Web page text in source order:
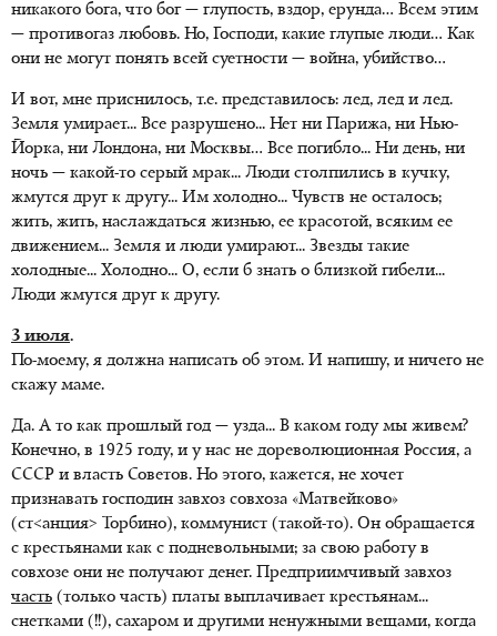
никакого бога, что бог — глупость, вздор, ерунда… Всем этим
— противогаз любовь. Но, Господи, какие глупые люди… Как
они не могут понять всей суетности — война, убийство…
И вот, мне приснилось, т.е. представилось: лед, лед и лед.
Земля умирает... Все разрушено... Нет ни Парижа, ни Нью-
Йорка, ни Лондона, ни Москвы… Все погибло... Ни день, ни
ночь — какой-то серый мрак... Люди столпились в кучку,
жмутся друг к другу... Им холодно... Чувств не осталось;
жить, жить, наслаждаться жизнью, ее красотой, всяким ее
движением... Земля и люди умирают... Звезды такие
холодные... Холодно... О, если б знать о близкой гибели...
Люди жмутся друг к другу.
3 июля.
По-моему, я должна написать об этом. И напишу, и ничего не
скажу маме.
Да. А то как прошлый год — узда... В каком году мы живем?
Конечно, в 1925 году, и у нас не дореволюционная Россия, а
СССР и власть Советов. Но этого, кажется, не хочет
признавать господин завхоз совхоза «Матвейково»
(ст<анция> Торбино), коммунист (такой-то). Он обращается
с крестьянами как с подневольными; за свою работу в
совхозе они не получают денег. Предприимчивый завхоз
часть (только часть) платы выплачивает крестьянам...
снетками (!!), сахаром и другими ненужными вещами, когда